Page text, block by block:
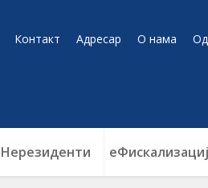
Контакт Адресар О нама
Нерезиденти